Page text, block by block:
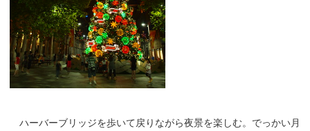
ハーバーブリッジを歩いて戻りながら夜景を楽しむ。でっかい月